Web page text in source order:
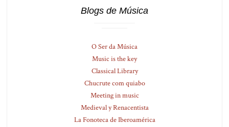
Blogs de Música
O Ser da Música
Music is the key
Classical Library
Chucrute com quiabo
Meeting in music
Medieval y Renacentista
La Fonoteca de Iberoamérica